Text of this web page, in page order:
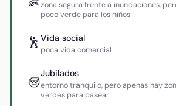
zona segura frente a inundaciones,
poco verde para los niños
🕺 Vida social
poca vida comercial
🧓
Jubilados
entorno tranquilo, pero apenas hay
verdes para pasear